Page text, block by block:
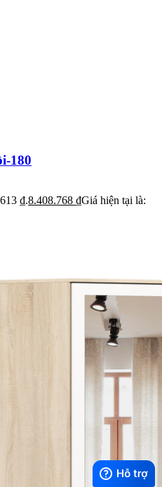
180
₫.8.408.768 ₫Giá hiện tại là: